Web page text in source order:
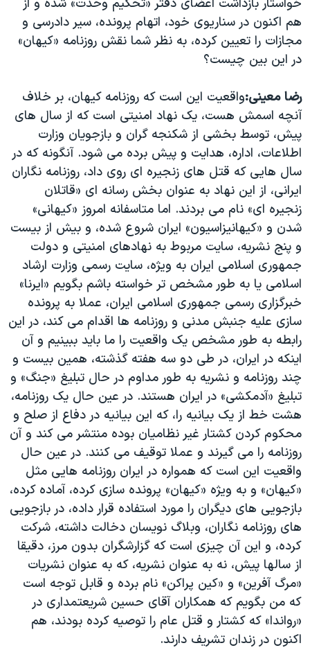
هم اکنون در سناریوی خود، اتهام پرونده، سیر دادرسی و
مجازات را تعیین کرده، به نظر شما نقش روزنامه «کیهان»
در این بین چیست؟
رضا معینی:واقعیت این است که روزنامه کیهان، بر خلاف
آنچه اسمش هست، یک نهاد امنیتی است که از سال های
پیش، توسط بخشی از شکنجه گران و بازجویان وزارت
اطلاعات، اداره، هدایت و پیش برده می شود. آنگونه که در
سال هایی که قتل های زنجیره ای روی داد، روزنامه نگاران
ایرانی، از این نهاد به عنوان بخش رسانه ای «قاتلان
زنجیره ای» نام می بردند. اما متاسفانه امروز «کیهانی»
شدن و «کیهانیزاسیون» ایران شروع شده، و بیش از بیست
و پنج نشریه، سایت مربوط به نهادهای امنیتی و دولت
جمهوری اسلامی ایران به ویژه، سایت رسمی وزارت ارشاد
اسلامی یا به طور مشخص تر خواسته باشم بگویم «ایرنا»
خبرگزاری رسمی جمهوری اسلامی ایران، عملا به پرونده
سازی علیه جنبش مدنی و روزنامه ها اقدام می کند، در این
رابطه به طور مشخص یک واقعیت را ما باید ببینیم و آن
اینکه در ایران، در طی دو سه هفته گذشته، همین بیست و
چند روزنامه و نشریه به طور مداوم در حال تبلیغ «جنگ» و
تبلیغ «آدمکشی» در ایران هستند. در عین حال یک روزنامه،
هشت خط از یک بیانیه را، که این بیانیه در دفاع از صلح و
محکوم کردن کشتار غیر نظامیان بوده منتشر می کند و آن
روزنامه را می گیرند و عملا توقیف می کنند. در عین حال
واقعیت این است که همواره در ایران روزنامه هایی مثل
«کیهان» و به ویژه «کیهان» پرونده سازی کرده، آماده کرده،
بازجویی های دیگران را مورد استفاده قرار داده، در بازجویی
های روزنامه نگاران، وبلاگ نویسان دخالت داشته، شرکت
کرده، و این آن چیزی است که گزارشگران بدون مرز، دقیقا
از سالها پیش، نه به عنوان نشریه، که به عنوان نشریات
«مرگ آفرین» و «کین پراکن» نام برده و قابل توجه است
که من بگویم که همکاران آقای حسین شریعتمداری در
«رواندا» که کشتار و قتل عام را توصیه کرده بودند، هم
اکنون در زندان تشریف دارند.